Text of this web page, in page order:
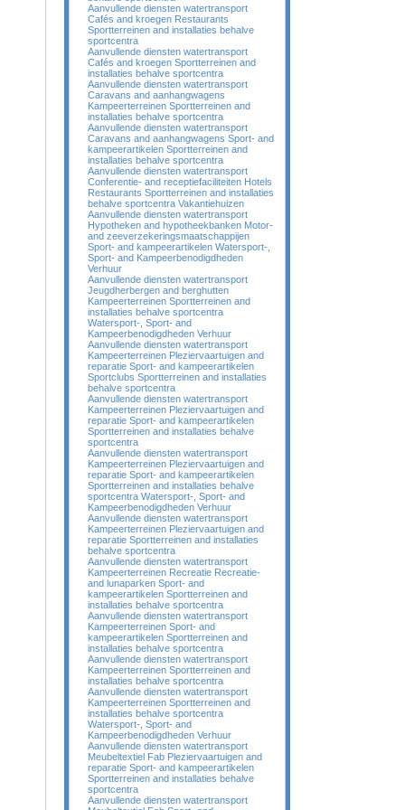
Aanvullende diensten watertransport
Cafés and kroegen Restaurants
Sportterreinen and installaties behalve
sportcentra
Aanvullende diensten watertransport
Cafés and kroegen Sportterreinen and
installaties behalve sportcentra
Aanvullende diensten watertransport
Caravans and aanhangwagens
Kampeerterreinen Sportterreinen and
installaties behalve sportcentra
Aanvullende diensten watertransport
Caravans and aanhangwagens Sport- and
kampeerartikelen Sportterreinen and
installaties behalve sportcentra
Aanvullende diensten watertransport
Conferentie- and receptiefaciliteiten Hotels
Restaurants Sportterreinen and installaties
behalve sportcentra Vakantiehuizen
Aanvullende diensten watertransport
Hypotheken and hypotheekbanken Motor-
and zeeverzekeringsmaatschappijen
Sport- and kampeerartikelen Watersport-,
Sport- and Kampeerbenodigdheden
Verhuur
Aanvullende diensten watertransport
Jeugdherbergen and berghutten
Kampeerterreinen Sportterreinen and
installaties behalve sportcentra
Watersport-, Sport- and
Kampeerbenodigdheden Verhuur
Aanvullende diensten watertransport
Kampeerterreinen Pleziervaartuigen and
reparatie Sport- and kampeerartikelen
Sportclubs Sportterreinen and installaties
behalve sportcentra
Aanvullende diensten watertransport
Kampeerterreinen Pleziervaartuigen and
reparatie Sport- and kampeerartikelen
Sportterreinen and installaties behalve
sportcentra
Aanvullende diensten watertransport
Kampeerterreinen Pleziervaartuigen and
reparatie Sport- and kampeerartikelen
Sportterreinen and installaties behalve
sportcentra Watersport-, Sport- and
Kampeerbenodigdheden Verhuur
Aanvullende diensten watertransport
Kampeerterreinen Pleziervaartuigen and
reparatie Sportterreinen and installaties
behalve sportcentra
Aanvullende diensten watertransport
Kampeerterreinen Recreatie Recreatie-
and lunaparken Sport- and
kampeerartikelen Sportterreinen and
installaties behalve sportcentra
Aanvullende diensten watertransport
Kampeerterreinen Sport- and
kampeerartikelen Sportterreinen and
installaties behalve sportcentra
Aanvullende diensten watertransport
Kampeerterreinen Sportterreinen and
installaties behalve sportcentra
Aanvullende diensten watertransport
Kampeerterreinen Sportterreinen and
installaties behalve sportcentra
Watersport-, Sport- and
Kampeerbenodigdheden Verhuur
Aanvullende diensten watertransport
Meubeltextiel Fab Pleziervaartuigen and
reparatie Sport- and kampeerartikelen
Sportterreinen and installaties behalve
sportcentra
Aanvullende diensten watertransport